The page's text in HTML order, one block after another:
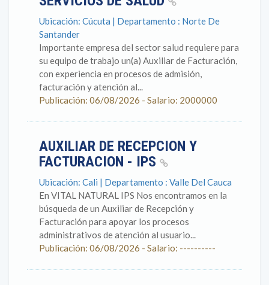
Ubicación: Cúcuta | Departamento : Norte De
Santander
Importante empresa del sector salud requiere para
su equipo de trabajo un(a) Auxiliar de Facturación,
con experiencia en procesos de admisión,
facturación y atención al...
Publicación: 06/08/2026 - Salario: 2000000
AUXILIAR DE RECEPCION Y
FACTURACION - IPS
Ubicación: Cali | Departamento : Valle Del Cauca
En VITAL NATURAL IPS Nos encontramos en la
búsqueda de un Auxiliar de Recepción y
Facturación para apoyar los procesos
administrativos de atención al usuario...
Publicación: 06/08/2026 - Salario: ----------